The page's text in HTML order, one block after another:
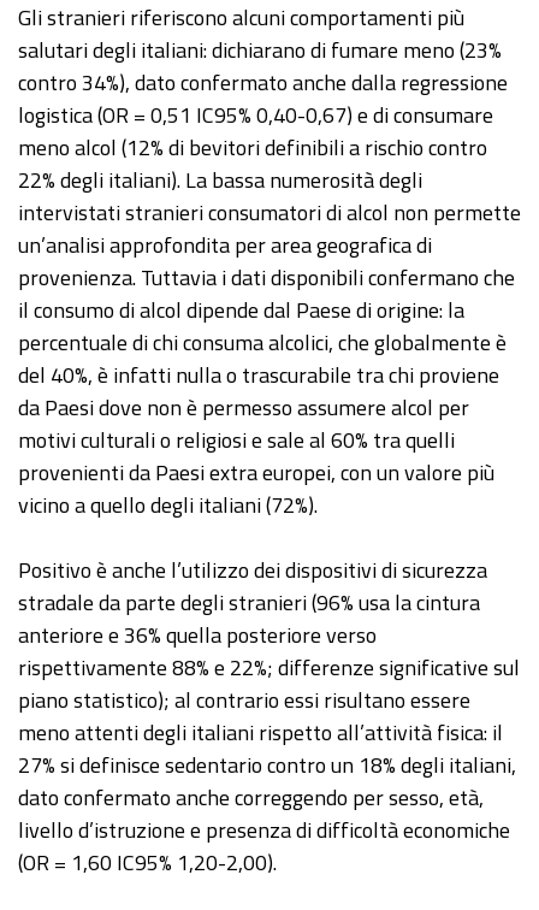
Gli stranieri riferiscono alcuni comportamenti più
salutari degli italiani: dichiarano di fumare meno (23%
contro 34%), dato confermato anche dalla regressione
logistica (OR = 0,51 IC95% 0,40-0,67) e di consumare
meno alcol (12% di bevitori definibili a rischio contro
22% degli italiani). La bassa numerosità degli
intervistati stranieri consumatori di alcol non permette
un’analisi approfondita per area geografica di
provenienza. Tuttavia i dati disponibili confermano che
il consumo di alcol dipende dal Paese di origine: la
percentuale di chi consuma alcolici, che globalmente è
del 40%, è infatti nulla o trascurabile tra chi proviene
da Paesi dove non è permesso assumere alcol per
motivi culturali o religiosi e sale al 60% tra quelli
provenienti da Paesi extra europei, con un valore più
vicino a quello degli italiani (72%).
Positivo è anche l’utilizzo dei dispositivi di sicurezza
stradale da parte degli stranieri (96% usa la cintura
anteriore e 36% quella posteriore verso
rispettivamente 88% e 22%; differenze significative sul
piano statistico); al contrario essi risultano essere
meno attenti degli italiani rispetto all’attività fisica: il
27% si definisce sedentario contro un 18% degli italiani,
dato confermato anche correggendo per sesso, età,
livello d’istruzione e presenza di difficoltà economiche
(OR = 1,60 IC95% 1,20-2,00).